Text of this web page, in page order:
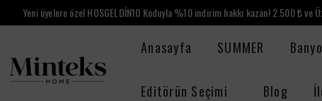
Yeni üyelere özel HOSGELDİN10 Koduyla %10 indirim hakkı kazan! 2.500 ₺
Anasayfa SUMMER Banyo
Editörün Seçimi Blog